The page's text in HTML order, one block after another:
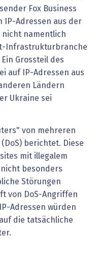
Fox Business
IP-Adressen aus der
nicht namentlich
Infrastrukturbranche
Grossteil des
auf IP-Adressen aus
Ländern
Ukraine sei
von mehreren
berichtet. Diese
mit illegalem
besonders
Störungen
von DoS-Angriffen
Adressen würden
die tatsächliche